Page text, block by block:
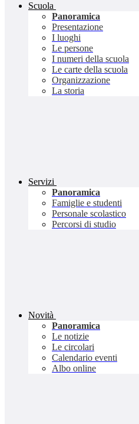
Scuola
Panoramica
Presentazione
I luoghi
Le persone
I numeri della scuola
Le carte della scuola
Organizzazione
La storia
Servizi
Panoramica
Famiglie e studenti
Personale scolastico
Percorsi di studio
Novità
Panoramica
Le notizie
Le circolari
Calendario eventi
Albo online